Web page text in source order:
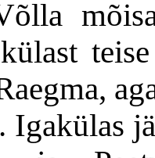
Igakülas